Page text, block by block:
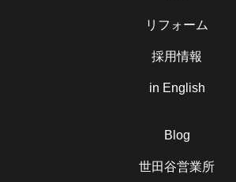
リフォーム
採用情報
in English
Blog
世田谷営業所